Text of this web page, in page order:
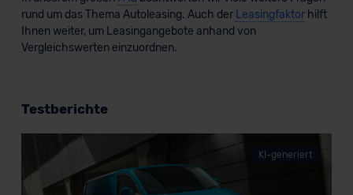
Ford Transit Connect Kombi Plug-in-
Hybrid
Verkauf startet in Kürze
Bald verfügbar
rund um das Thema Autoleasing. Auch der Leasingfaktorhilft
Ihnen weiter, um Leasingangebote anhand von
Vergleichswerten einzuordnen.
Testberichte
KI-generiert